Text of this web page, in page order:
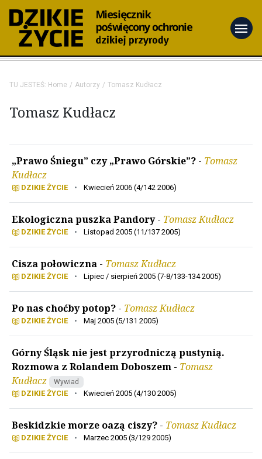
menu
TU JESTEŚ: Home Autorzy Tomasz Kudłacz
Tomasz Kudłacz
„Prawo Śniegu” czy „Prawo Górskie”? - Tomasz
Kudłacz
DZIKIE ŻYCIE • Kwiecień 2006 (4/142 2006)
Ekologiczna puszka Pandory- Tomasz Kudłacz
DZIKIE ŻYCIE • Listopad 2005 (11/137 2005)
Cisza połowiczna - Tomasz Kudłacz
DZIKIE ŻYCIE • Lipiec / sierpień 2005 (7-8/133-134 2005)
Po nas choćby potop? - Tomasz Kudłacz
DZIKIE ŻYCIE • Maj 2005 (5/131 2005)
Górny Śląsk nie jest przyrodniczą pustynią.
Rozmowa z Rolandem Doboszem - Tomasz
Kudłacz
Wywiad
DZIKIE ŻYCIE • Kwiecień 2005 (4/130 2005)
Beskidzkie morze oazą ciszy? - Tomasz Kudłacz
DZIKIE ŻYCIE • Marzec 2005 (3/129 2005)